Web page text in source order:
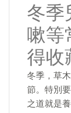
冬季
嗽等
得收
冬季，草
節。特別
之道就是